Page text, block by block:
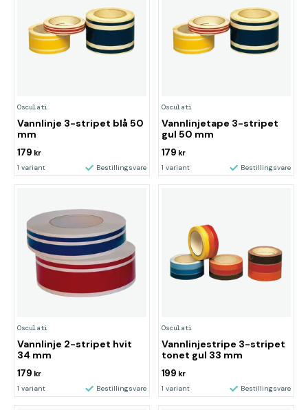
Osculati
Vannlinje 3-stripet blå 50
mm
179 kr
1 variant Bestillingsvare
Osculati
Vannlinjetape 3-stripet
gul 50 mm
179 kr
1 variant Bestillingsvare
Osculati
Vannlinje 2-stripet hvit
34 mm
179 kr
1 variant Bestillingsvare
Osculati
Vannlinjestripe 3-stripet
tonet gul 33 mm
199 kr
1 variant Bestillingsvare